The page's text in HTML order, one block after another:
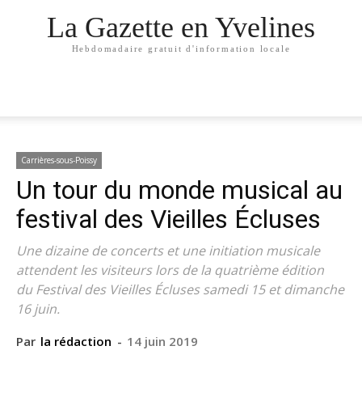
La Gazette en Yvelines
Hebdomadaire gratuit d'information locale
Carrières-sous-Poissy
Un tour du monde musical au
festival des Vieilles Écluses
Une dizaine de concerts et une initiation musicale
attendent les visiteurs lors de la quatrième édition
du Festival des Vieilles Écluses samedi 15 et dimanche
16 juin.
Par la rédaction - 14 juin 2019